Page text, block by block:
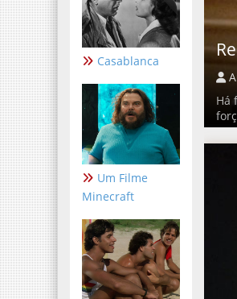
Casablanca
Um Filme
Minecraft
Há